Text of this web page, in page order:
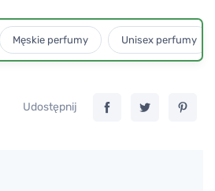
Męskie perfumy Unisex perfumy
Udostępnij